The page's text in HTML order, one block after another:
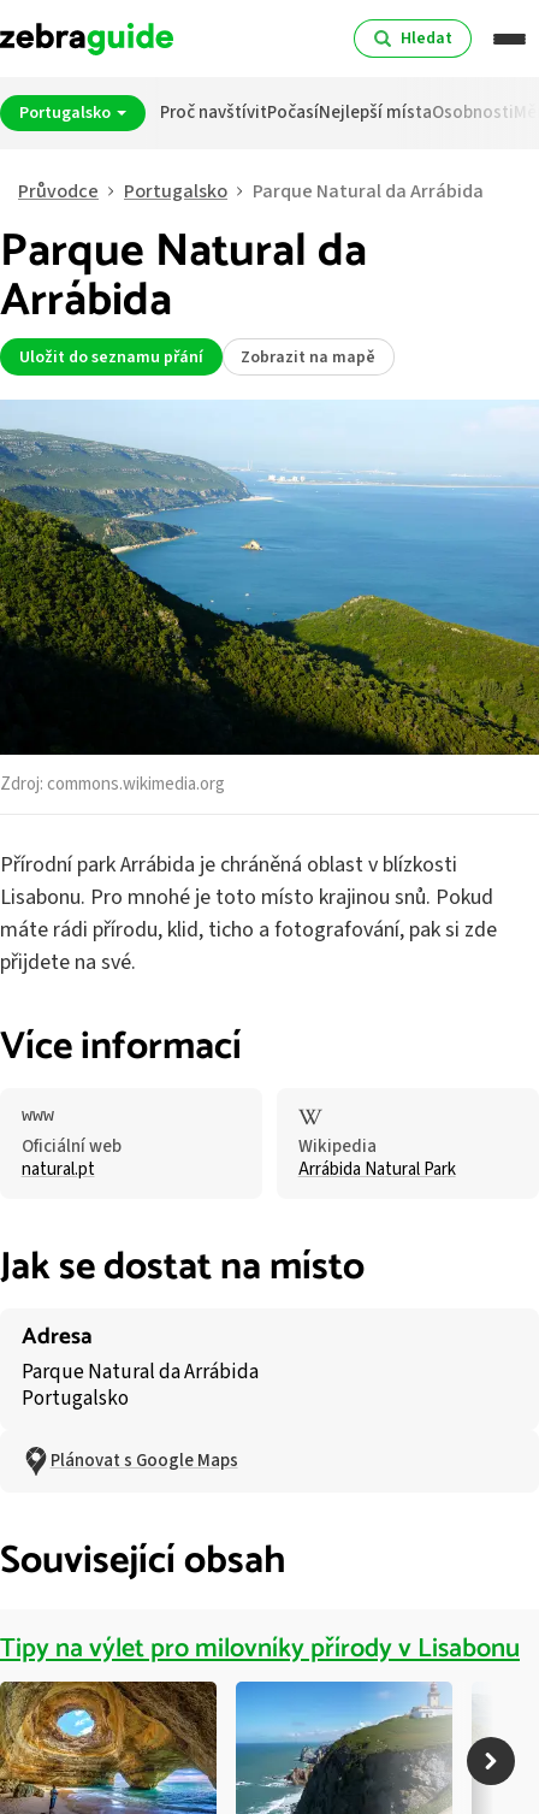
Hledat
Portugalsko Proč navštívitPočasíNejlepší místaOsobnosti
Průvodce Portugalsko Parque Natural da Arrábida
Parque Natural da
Arrábida
Uložit do seznamu přání Zobrazit na mapě
Zdroj: commons.wikimedia.org
Přírodní park Arrábida je chráněná oblast v blízkosti
Lisabonu. Pro mnohé je toto místo krajinou snů. Pokud
máte rádi přírodu, klid, ticho a fotografování, pak si zde
přijdete na své.
Více informací
Oficiální web
natural.pt
Wikipedia
Arrábida Natural Park
Jak se dostat na místo
Adresa
Parque Natural da Arrábida
Portugalsko
Plánovat s Google Maps
Související obsah
Tipy na výlet pro milovníky přírody v Lisabonu